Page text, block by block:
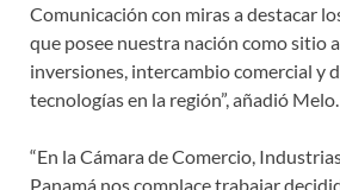
Comunicación con miras a destacar
que posee nuestra nación como sitio
inversiones, intercambio comercial y
tecnologías en la región”, añadió Melo.
“En la Cámara de Comercio,
Panamá nos complace trabajar